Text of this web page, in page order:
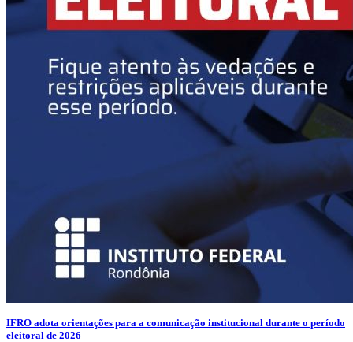
IFRO adota orientações para a comunicação institucional durante o período
eleitoral de 2026